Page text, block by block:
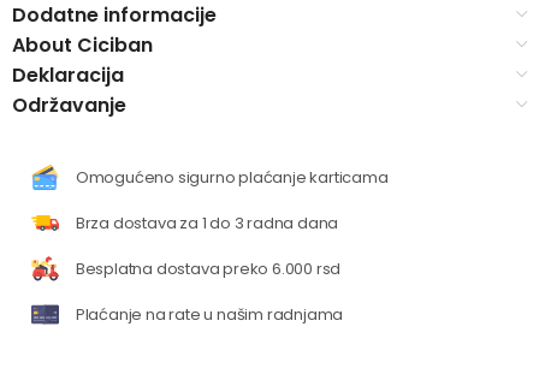
Dodatne informacije
About Ciciban
Deklaracija
Održavanje
Omogućeno sigurno plaćanje karticama
Brza dostava za 1 do 3 radna dana
Besplatna dostava preko 6.000 rsd
Plaćanje na rate u našim radnjama